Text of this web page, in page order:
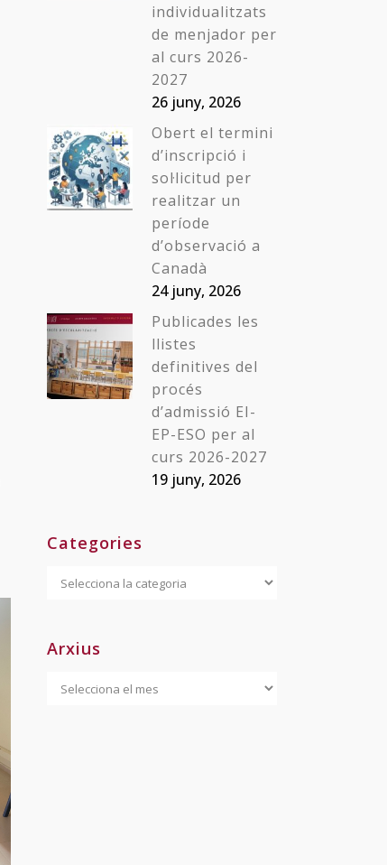
individualitzats
de menjador per
al curs 2026-
2027
26 juny, 2026
Obert el termini
d’inscripció i
sol·licitud per
realitzar un
període
d’observació a
Canadà
24 juny, 2026
Publicades les
llistes
definitives del
procés
d’admissió EI-
EP-ESO per al
curs 2026-2027
19 juny, 2026
Categories
Categories
Arxius
Arxius